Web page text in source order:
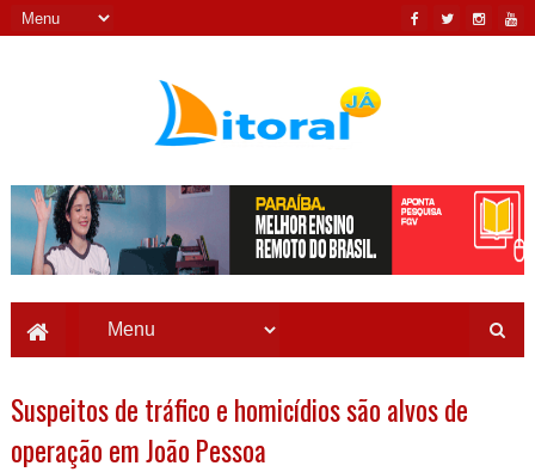
Suspeitos de tráfico e homicídios são alvos de
operação em João Pessoa